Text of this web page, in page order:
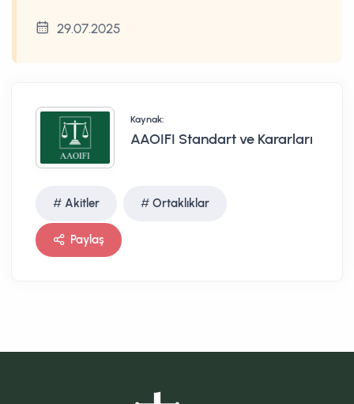
29.07.2025
Kaynak:
AAOIFI Standart ve Kararları
Akitler Ortaklıklar
Paylaş